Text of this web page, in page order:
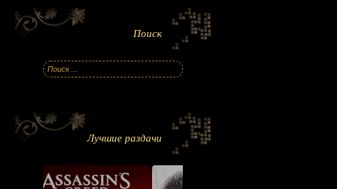
Поиск
Лучшие раздачи